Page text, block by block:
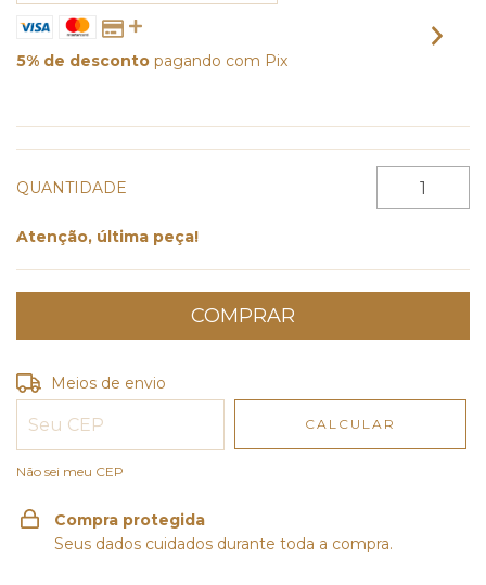
5% de desconto pagando com Pix
QUANTIDADE
Atenção, última peça!
Entregas para o CEP:
Meios de envio
CALCULAR
Não sei meu CEP
Compra protegida
Seus dados cuidados durante toda a compra.